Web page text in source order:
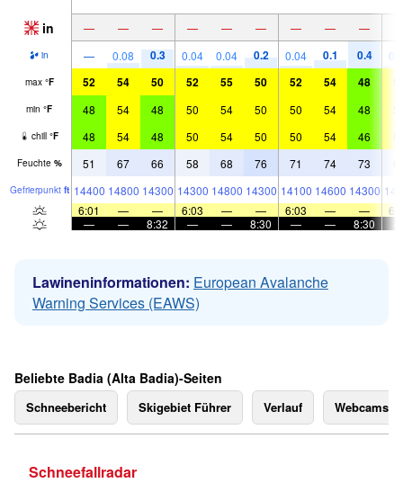
in — — — — — — — — —
in — 0.08 0.3 0.04 0.04 0.2 0.04 0.1 0.4
max °F 52 54 50 52 55 50 52 54 48
min °F 48 54 48 50 54 50 50 54 48
chill °F 48 54 48 50 54 50 50 54 46
Feuchte % 51 67 66 58 68 76 71 74 73
Gefrier­punkt ft 14400 14800 14300 14300 14800 14300 14100 14600 14300
6:01
— — 6:03 — — 6:03 — —
—
— 8:32 — — 8:30 — — 8:30
Lawineninformationen: European Avalanche
Warning Services (EAWS)
Beliebte Badia (Alta Badia)-Seiten
Schneebericht Skigebiet Führer Verlauf Webcams
Schneefallradar